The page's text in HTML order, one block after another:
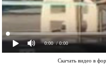
0:00 / 0:00
Скачать видео в